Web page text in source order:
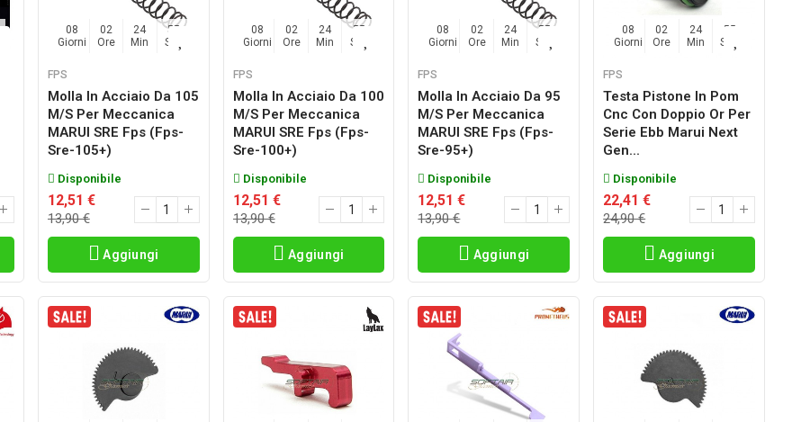
08
Giorni
02
Ore
24
Min
54
Sec
FPS
Molla In Acciaio Da 105
M/s Per Meccanica
MARUI SRE Fps (fps-
Sre-105+)
Disponibile
12,51 €
13,90 €
Aggiungi
08
Giorni
02
Ore
24
Min
54
Sec
FPS
Molla In Acciaio Da 100
M/s Per Meccanica
MARUI SRE Fps (fps-
Sre-100+)
Disponibile
12,51 €
13,90 €
Aggiungi
08
Giorni
02
Ore
24
Min
54
Sec
FPS
Molla In Acciaio Da 95
M/s Per Meccanica
MARUI SRE Fps (fps-
Sre-95+)
Disponibile
12,51 €
13,90 €
Aggiungi
08
Giorni
02
Ore
24
Min
54
Sec
FPS
Testa Pistone In Pom
Cnc Con Doppio Or Per
Serie Ebb Marui Next
Gen...
Disponibile
22,41 €
24,90 €
Aggiungi